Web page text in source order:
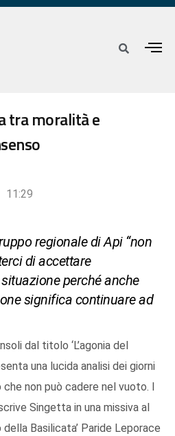
tra moralità e
11:29
regionale di Api “non
di accettare
perché anche
significa continuare ad
dal titolo ‘L’agonia del
una lucida analisi dei giorni
non può cadere nel vuoto. I
Singetta in una missiva al
Basilicata’ Paride Leporace